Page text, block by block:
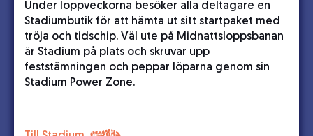
Under loppveckorna besöker alla deltagare en
Stadiumbutik för att hämta ut sitt startpaket med
tröja och tidschip. Väl ute på Midnattsloppsbanan
är Stadium på plats och skruvar upp
feststämningen och peppar löparna genom sin
Stadium Power Zone.